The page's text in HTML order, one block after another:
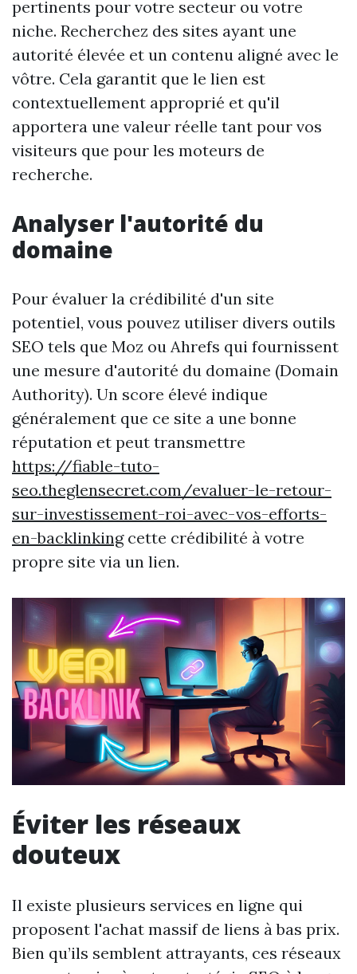
pertinents pour votre secteur ou votre
niche. Recherchez des sites ayant une
autorité élevée et un contenu aligné avec le
vôtre. Cela garantit que le lien est
contextuellement approprié et qu'il
apportera une valeur réelle tant pour vos
visiteurs que pour les moteurs de
recherche.
Analyser l'autorité du
domaine
Pour évaluer la crédibilité d'un site
potentiel, vous pouvez utiliser divers outils
SEO tels que Moz ou Ahrefs qui fournissent
une mesure d'autorité du domaine (Domain
Authority). Un score élevé indique
généralement que ce site a une bonne
réputation et peut transmettre
https://fiable-tuto-
seo.theglensecret.com/evaluer-le-retour-
sur-investissement-roi-avec-vos-efforts-
en-backlinkingcette crédibilité à votre
propre site via un lien.
Éviter les réseaux
douteux
Il existe plusieurs services en ligne qui
proposent l'achat massif de liens à bas prix.
Bien qu’ils semblent attrayants, ces réseaux